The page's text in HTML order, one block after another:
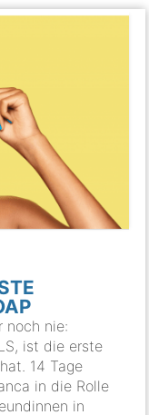
noch nie:
ist die erste
14 Tage
in die Rolle
in